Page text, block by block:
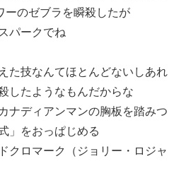
ーのゼブラを瞬殺したが
パークでね
た技なんてほとんどないしあれ
したようなもんだからな
ナディアンマンの胸板を踏みつ
」をおっぱじめる
クロマーク（ジョリー・ロジャ